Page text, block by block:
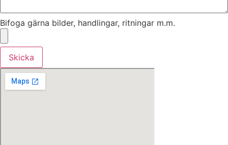
Bifoga gärna bilder, handlingar, ritningar m.m.
Skicka